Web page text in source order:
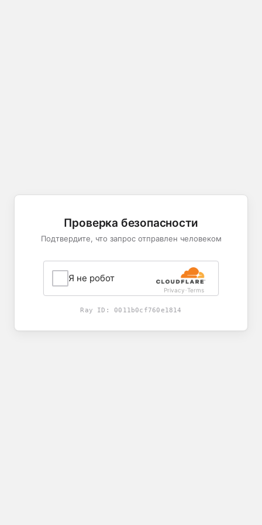
Проверка безопасности
Подтвердите, что запрос отправлен человеком
Я не робот
Privacy-Terms
Ray ID: 0011b0cf760e1814